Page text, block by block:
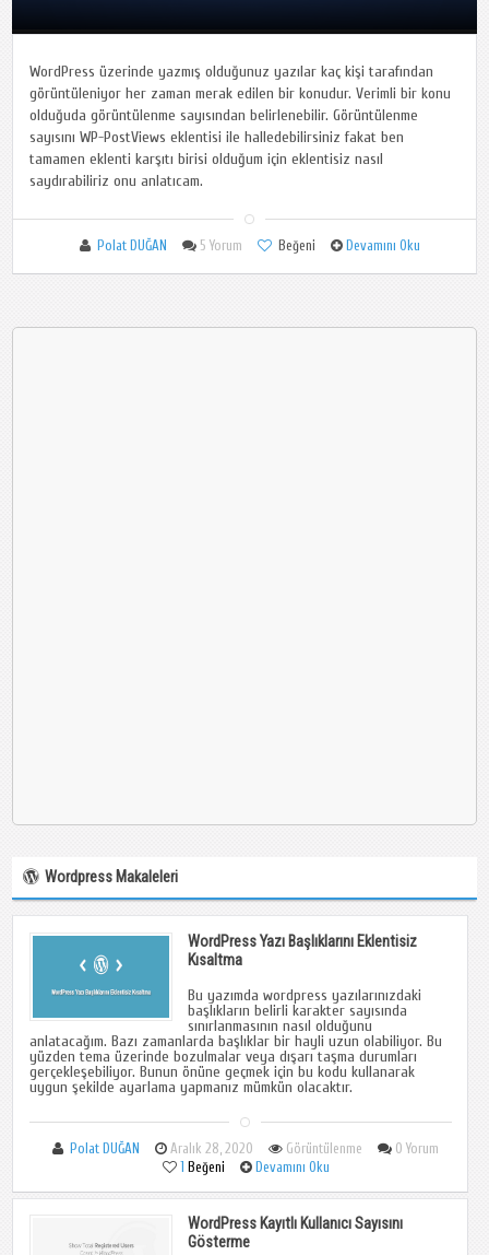
WordPress üzerinde yazmış olduğunuz yazılar kaç kişi tarafından
görüntüleniyor her zaman merak edilen bir konudur. Verimli bir konu
olduğuda görüntülenme sayısından belirlenebilir. Görüntülenme
sayısını WP-PostViews eklentisi ile halledebilirsiniz fakat ben
tamamen eklenti karşıtı birisi olduğum için eklentisiz nasıl
saydırabiliriz onu anlatıcam.
Polat DUĞAN 5 Yorum Beğeni Devamını Oku
Wordpress Makaleleri
WordPress Yazı Başlıklarını Eklentisiz
Kısaltma
Bu yazımda wordpress yazılarınızdaki
başlıkların belirli karakter sayısında
sınırlanmasının nasıl olduğunu
anlatacağım. Bazı zamanlarda başlıklar bir hayli uzun olabiliyor. Bu
yüzden tema üzerinde bozulmalar veya dışarı taşma durumları
gerçekleşebiliyor. Bunun önüne geçmek için bu kodu kullanarak
uygun şekilde ayarlama yapmanız mümkün olacaktır.
Polat DUĞAN Aralık 28, 2020 Görüntülenme
0 Yorum
1 Beğeni Devamını Oku
WordPress Kayıtlı Kullanıcı Sayısını
Gösterme